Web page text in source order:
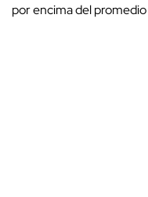
por encima del promedio